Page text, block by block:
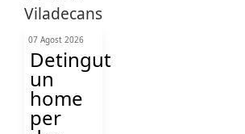
07 Agost 2026
Detingut
un
home
per